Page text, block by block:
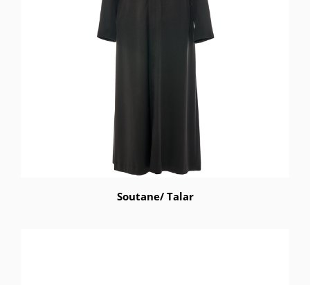
Soutane/ Talar